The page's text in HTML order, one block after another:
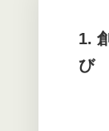
1.
び